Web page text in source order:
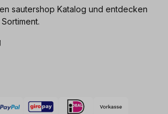
sautershop Katalog und entdecken